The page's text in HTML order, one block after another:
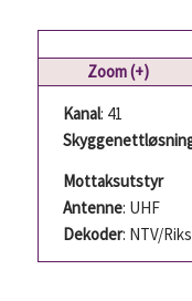
Zoom (+)
Kanal: 41
Mottaksutstyr
Antenne: UHF
Dekoder: NTV/